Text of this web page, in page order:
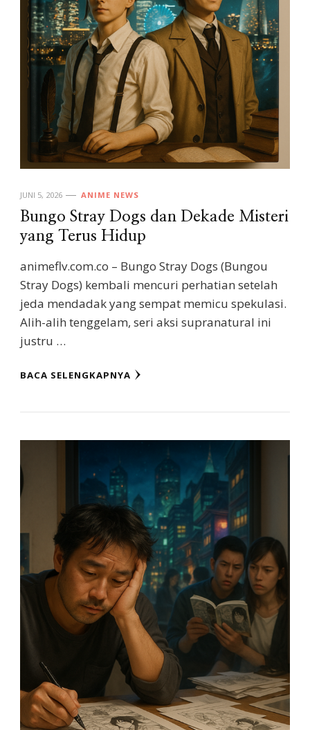
JUNI 5, 2026 ANIME NEWS
Bungo Stray Dogs dan Dekade Misteri
yang Terus Hidup
animeflv.com.co – Bungo Stray Dogs (Bungou
Stray Dogs) kembali mencuri perhatian setelah
jeda mendadak yang sempat memicu spekulasi.
Alih-alih tenggelam, seri aksi supranatural ini
justru …
BACA SELENGKAPNYA